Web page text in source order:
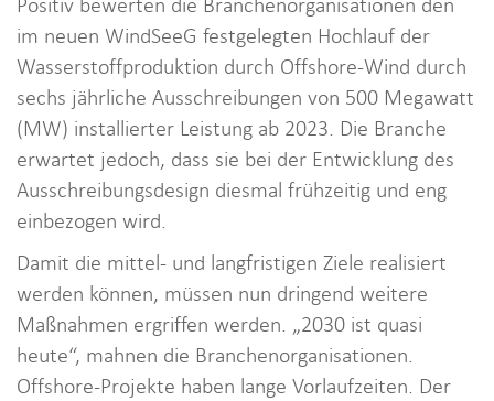
im neuen WindSeeG festgelegten Hochlauf der
Wasserstoffproduktion durch Offshore-Wind durch
sechs jährliche Ausschreibungen von 500 Megawatt
(MW) installierter Leistung ab 2023. Die Branche
erwartet jedoch, dass sie bei der Entwicklung des
Ausschreibungsdesign diesmal frühzeitig und eng
einbezogen wird.
Damit die mittel- und langfristigen Ziele realisiert
werden können, müssen nun dringend weitere
Maßnahmen ergriffen werden. „2030 ist quasi
heute“, mahnen die Branchenorganisationen.
Offshore-Projekte haben lange Vorlaufzeiten. Der